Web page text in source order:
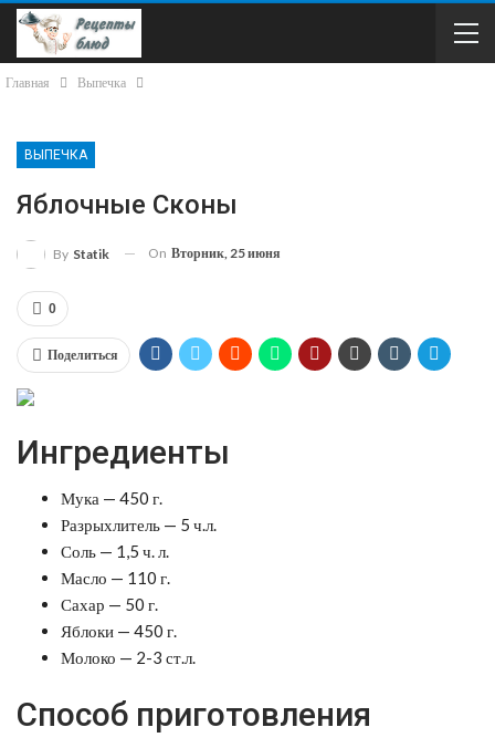
Главная Выпечка
ВЫПЕЧКА
Яблочные Сконы
By Statik On Вторник, 25 июня
0
Поделиться
Ингредиенты
Мука — 450 г.
Разрыхлитель — 5 ч.л.
Соль — 1,5 ч. л.
Масло — 110 г.
Сахар — 50 г.
Яблоки — 450 г.
Молоко — 2-3 ст.л.
Способ приготовления